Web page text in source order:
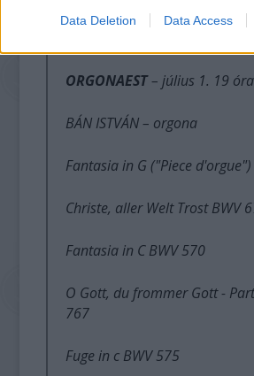
Data Deletion Data Access
ORGONAEST– július 1. 19 óra
BÁN ISTVÁN – orgona
Fantasia in G ("Piece
Christe, aller Welt Trost BWV
Fantasia in C BWV 570
O Gott, du frommer Gott -
767
Fuge in c BWV 575